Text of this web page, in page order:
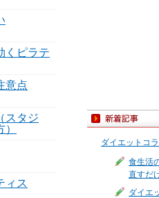
ダイエットコ
食生活
直すだ
ダイエ
くピラテ
意点
スタジ
ィス